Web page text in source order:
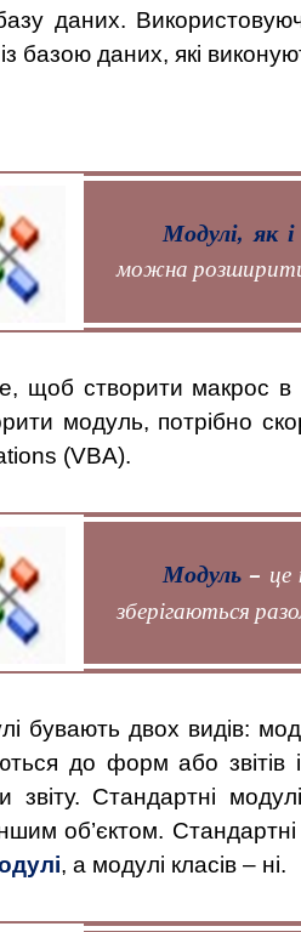
даних.
базою даних, які
Модулі, як
можна розширити
щоб створити макрос в
модуль, потрібно
(VBA).
Модуль – це
зберігаються
бувають двох видів:
до форм або звітів
Стандартні
об’єктом.
, а модулі класів – ні.